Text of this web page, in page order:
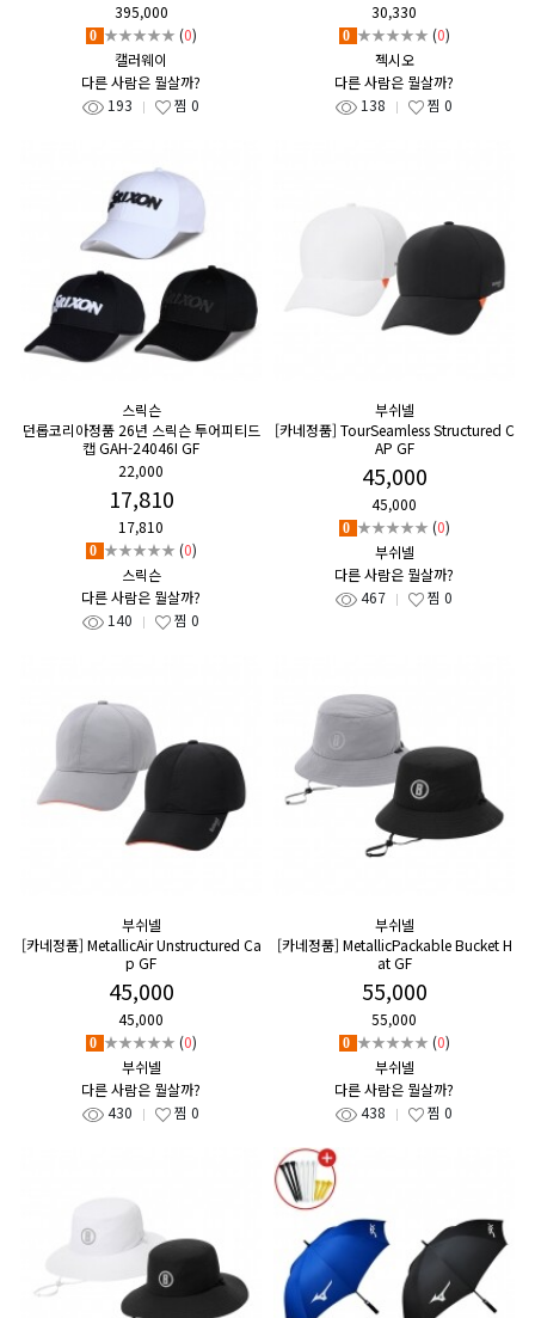
395,000
0 ★★★★★ (0)
캘러웨이
다른 사람은 뭘살까?
193
찜 0
30,330
0 ★★★★★ (0)
젝시오
다른 사람은 뭘살까?
138
찜 0
스릭슨
던롭코리아정품 26년 스릭슨 투어피티드
캡 GAH-24046I GF
22,000
17,810
17,810
0 ★★★★★ (0)
스릭슨
다른 사람은 뭘살까?
140
찜 0
부쉬넬
[카네정품] TourSeamless Structured C
AP GF
45,000
45,000
0 ★★★★★ (0)
부쉬넬
다른 사람은 뭘살까?
467
찜 0
부쉬넬
[카네정품] MetallicAir Unstructured Ca
p GF
45,000
45,000
0 ★★★★★ (0)
부쉬넬
다른 사람은 뭘살까?
430
찜 0
부쉬넬
[카네정품] MetallicPackable Bucket H
at GF
55,000
55,000
0 ★★★★★ (0)
부쉬넬
다른 사람은 뭘살까?
438
찜 0